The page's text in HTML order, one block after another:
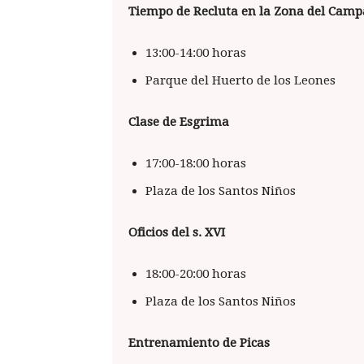
Tiempo de Recluta en la Zona del
13:00-14:00 horas
Parque del Huerto de los Leones
Clase de Esgrima
17:00-18:00 horas
Plaza de los Santos Niños
Oficios del s. XVI
18:00-20:00 horas
Plaza de los Santos Niños
Entrenamiento de Picas